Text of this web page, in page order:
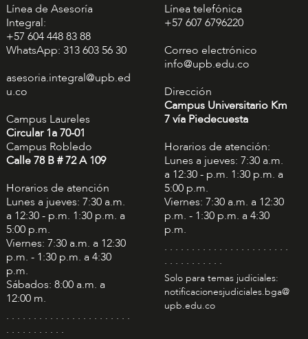
Línea de Asesoría
Integral:
+57 604 448 83 88
WhatsApp: 313 603 56 30
asesoria.integral@upb.ed
u.co
Campus Laureles
Circular 1a 70-01
Campus Robledo
Calle 78 B # 72 A 109
Horarios de atención
Lunes a jueves: 7:30 a.m.
a 12:30 - p.m. 1:30 p.m. a
5:00 p.m.
Viernes: 7:30 a.m. a 12:30
p.m. - 1:30 p.m. a 4:30
p.m.
Sábados: 8:00 a.m. a
12:00 m.
. . . . . . . . . . . . . . . . . . . . . . .
. . . . . . . . . . .
Línea telefónica
+57 607 6796220
Correo electrónico
info@upb.edu.co
Dirección
Campus Universitario Km
7 vía Piedecuesta
Horarios de atención:
Lunes a jueves: 7:30 a.m.
a 12:30 - p.m. 1:30 p.m. a
5:00 p.m.
Viernes: 7:30 a.m. a 12:30
p.m. - 1:30 p.m. a 4:30
p.m.
. . . . . . . . . . . . . . . . . . . . . . .
. . . . . . . . . . .
Solo para temas judiciales:
notificacionesjudiciales.bga@
upb.edu.co